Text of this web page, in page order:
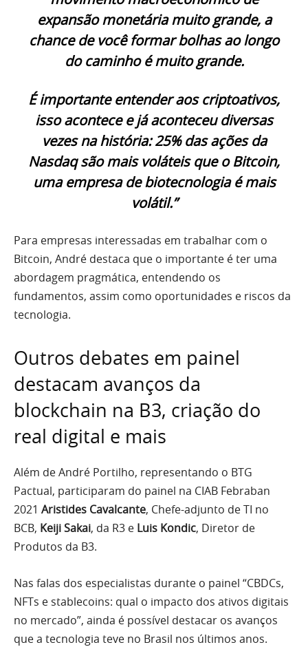
expansão monetária muito grande, a
chance de você formar bolhas ao longo
do caminho é muito grande.
É importante entender aos criptoativos,
isso acontece e já aconteceu diversas
vezes na história: 25% das ações da
Nasdaq são mais voláteis que o Bitcoin,
uma empresa de biotecnologia é mais
volátil.”
Para empresas interessadas em trabalhar com o
Bitcoin, André destaca que o importante é ter uma
abordagem pragmática, entendendo os
fundamentos, assim como oportunidades e riscos da
tecnologia.
Outros debates em painel
destacam avanços da
blockchain na B3, criação do
real digital e mais
Além de André Portilho, representando o BTG
Pactual, participaram do painel na CIAB Febraban
2021 Aristides Cavalcante, Chefe-adjunto de TI no
BCB, Keiji Sakai, da R3 e Luis Kondic, Diretor de
Produtos da B3.
Nas falas dos especialistas durante o painel “CBDCs,
NFTs e stablecoins: qual o impacto dos ativos digitais
no mercado”, ainda é possível destacar os avanços
que a tecnologia teve no Brasil nos últimos anos.